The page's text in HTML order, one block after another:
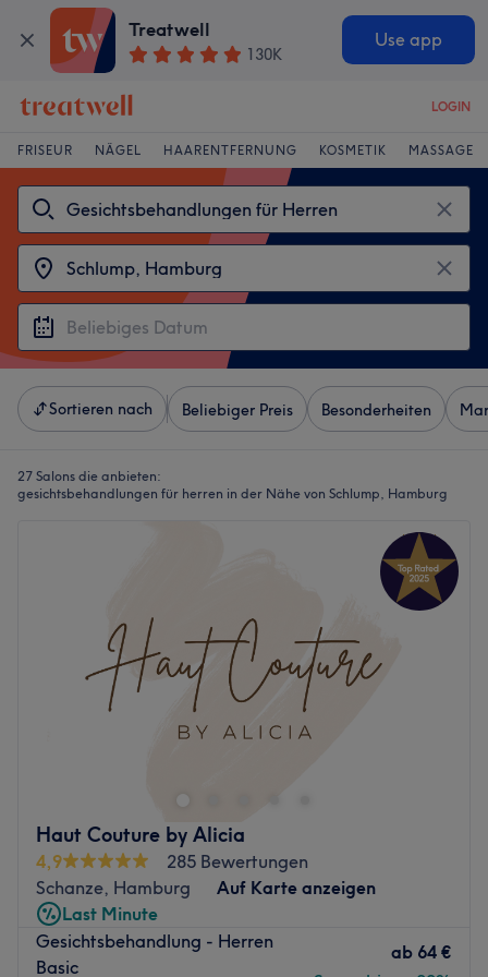
Treatwell
130K
Use app
LOGIN
FRISEUR NÄGEL HAARENTFERNUNG KOSMETIK MASSAGE
Sortieren nach Beliebiger Preis Besonderheiten
27 Salons die anbieten:
gesichtsbehandlungen für herren in der Nähe von Schlump, Hamburg
Haut Couture by Alicia
4,9
285 Bewertungen
Schanze, Hamburg
Auf Karte anzeigen
Last Minute
Gesichtsbehandlung - Herren
Basic
ab 64 €